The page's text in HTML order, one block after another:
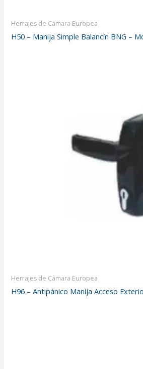
Herrajes de Cámara Europea
H50 – Manija Simple Balancín BNG –
Herrajes de Cámara Europea
H96 – Antipánico Manija Acceso